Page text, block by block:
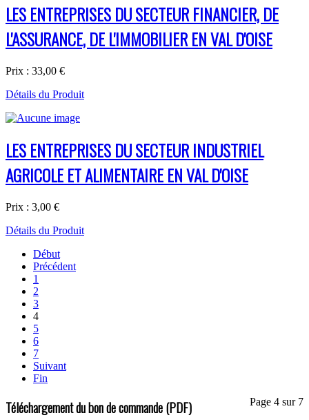
LES ENTREPRISES DU SECTEUR FINANCIER, DE
L'ASSURANCE, DE L'IMMOBILIER EN VAL D'OISE
Prix : 33,00 €
Détails du Produit
LES ENTREPRISES DU SECTEUR INDUSTRIEL
AGRICOLE ET ALIMENTAIRE EN VAL D'OISE
Prix : 3,00 €
Détails du Produit
Début
Précédent
1
2
3
4
5
6
7
Suivant
Fin
Page 4 sur 7
Téléchargement du bon de commande (PDF)